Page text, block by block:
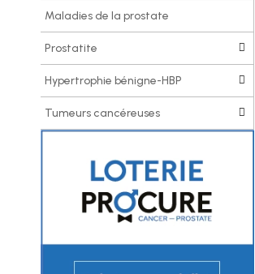
Maladies de la prostate
Prostatite
Hypertrophie bénigne-HBP
Tumeurs cancéreuses